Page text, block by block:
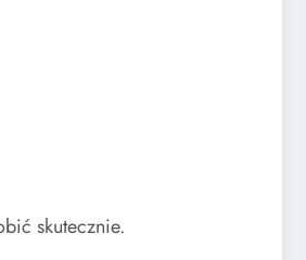
skutecznie.